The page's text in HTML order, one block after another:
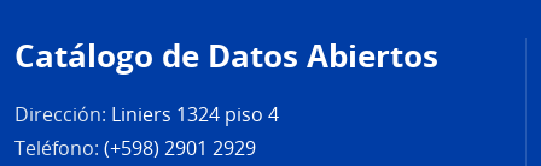
de
página
Catálogo de Datos Abiertos
Dirección: Liniers 1324 piso 4
Teléfono: (+598) 2901 2929